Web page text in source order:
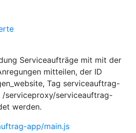
Serviceaufträge mit mit der
mitteilen, der ID
Tag serviceauftrag-
/serviceproxy/serviceauftrag-
werden.
app/main.js